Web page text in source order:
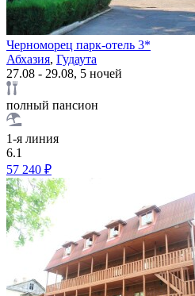
Черноморец парк-отель 3*
Абхазия, Гудаута
27.08 - 29.08, 5 ночей
полный пансион
1-я линия
6.1
57 240 ₽